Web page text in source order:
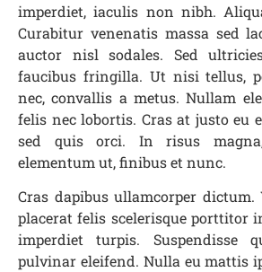
imperdiet, iaculis non nibh.
Curabitur venenatis massa sed
auctor nisl sodales. Sed
faucibus fringilla. Ut nisi tellus,
nec, convallis a metus. Nullam
felis nec lobortis. Cras at justo eu
sed quis orci. In risus
elementum ut, finibus et nunc.
Cras dapibus ullamcorper dictum.
placerat felis scelerisque porttitor
imperdiet turpis.
pulvinar eleifend. Nulla eu mattis